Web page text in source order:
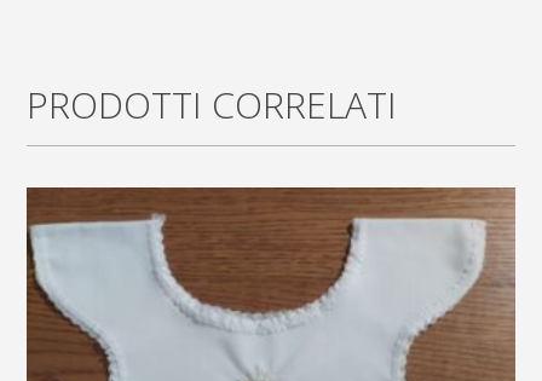
semplice
quantity
PRODOTTI CORRELATI